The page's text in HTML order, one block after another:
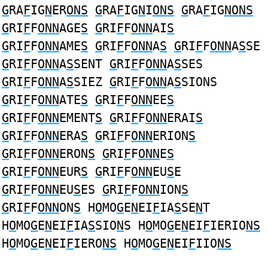
GRAFIGNERONS GRAFIGNIONS GRAFIGNONS
GRIFFONNAGES GRIFFONNAIS
GRIFFONNAMES GRIFFONNAS GRIFFONNASSE
GRIFFONNASSENT GRIFFONNASSES
GRIFFONNASSIEZ GRIFFONNASSIONS
GRIFFONNATES GRIFFONNEES
GRIFFONNEMENTS GRIFFONNERAIS
GRIFFONNERAS GRIFFONNERIONS
GRIFFONNERONS GRIFFONNES
GRIFFONNEURS GRIFFONNEUSE
GRIFFONNEUSES GRIFFONNIONS
GRIFFONNONS HOMOGENEIFIASSENT
HOMOGENEIFIASSIONS HOMOGENEIFIERIONS
HOMOGENEIFIERONS HOMOGENEIFIIONS